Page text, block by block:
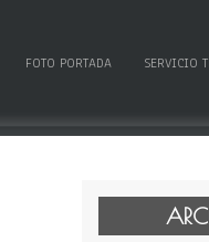
FOTO PORTADA SERVICIO